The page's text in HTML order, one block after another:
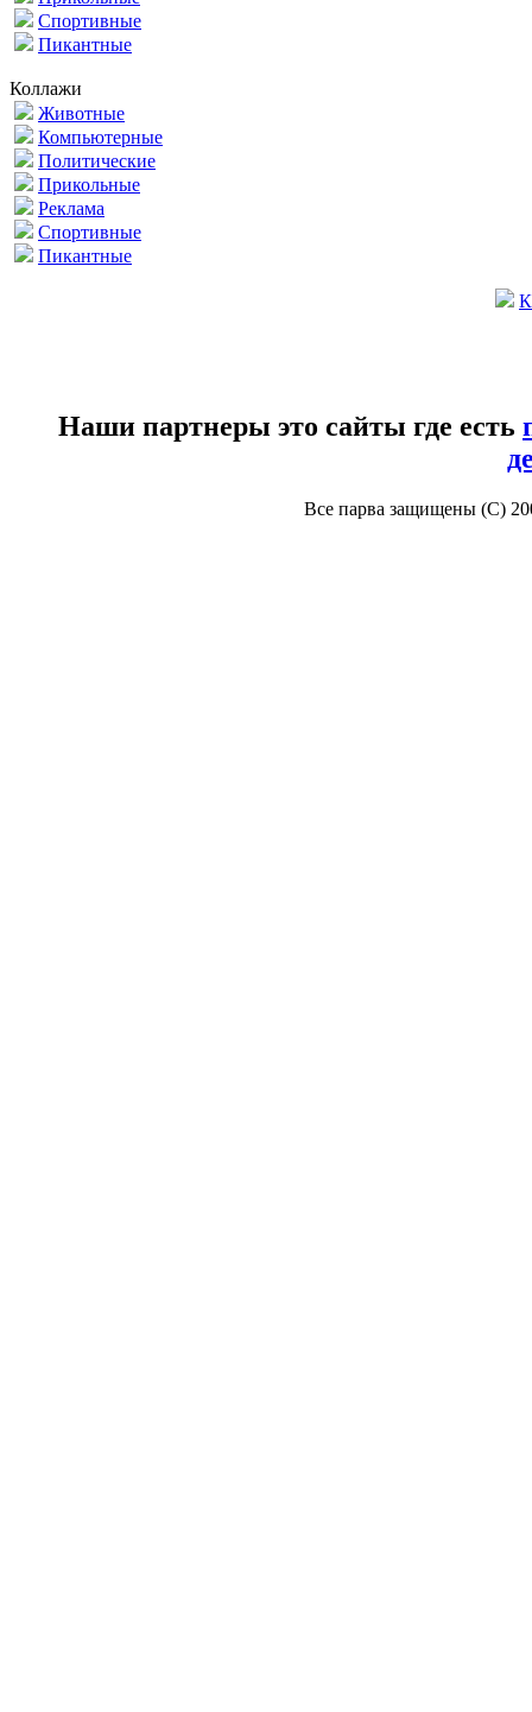
Спортивные
Пикантные
Коллажи
Животные
Компьютерные
Политические
Прикольные
Реклама
Спортивные
Пикантные
Наши партнеры это сайты где есть
Все парва защищены (С)